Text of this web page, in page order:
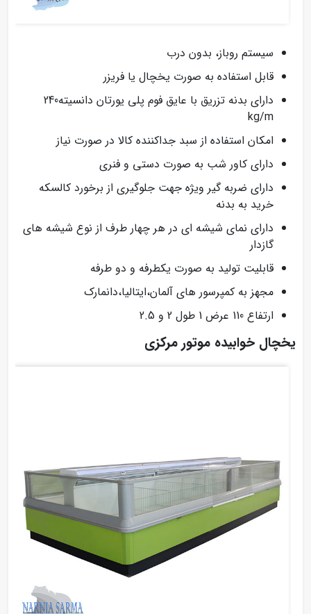
سیستم روباز، بدون درب
قابل استفاده به صورت یخچال یا فریزر
دارای بدنه تزریق با عایق فوم پلی یورتان دانسیته240
kg/m
امکان استفاده از سبد جداکننده کالا در صورت نیاز
دارای کاور شب به صورت دستی و فنری
دارای ضربه گیر ویژه جهت جلوگیری از برخورد کالسکه
خرید به بدنه
دارای نمای شیشه ای در هر چهار طرف از نوع شیشه های
گازدار
قابلیت تولید به صورت یکطرفه و دو طرفه
مجهز به کمپرسور های آلمان،ایتالیا،دانمارک
ارتفاع 110 عرض 1 طول 2 و 2.5
یخچال خوابیده موتور مرکزی